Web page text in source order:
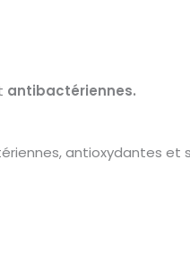
antibactériennes.
antioxydantes et